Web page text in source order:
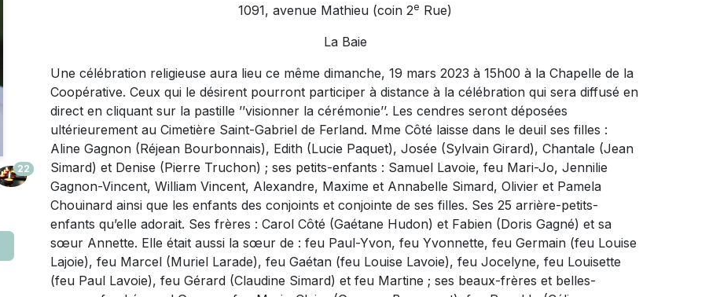
22
1091, avenue Mathieu (coin 2e Rue)
La Baie
Une célébration religieuse aura lieu ce même dimanche, 19 mars 2023 à 15h00 à la Chapelle de la
Coopérative. Ceux qui le désirent pourront participer à distance à la célébration qui sera diffusé en
direct en cliquant sur la pastille ’’visionner la cérémonie’’. Les cendres seront déposées
ultérieurement au Cimetière Saint-Gabriel de Ferland. Mme Côté laisse dans le deuil ses filles :
Aline Gagnon (Réjean Bourbonnais), Edith (Lucie Paquet), Josée (Sylvain Girard), Chantale (Jean
Simard) et Denise (Pierre Truchon) ; ses petits-enfants : Samuel Lavoie, feu Mari-Jo, Jennilie
Gagnon-Vincent, William Vincent, Alexandre, Maxime et Annabelle Simard, Olivier et Pamela
Chouinard ainsi que les enfants des conjoints et conjointe de ses filles. Ses 25 arrière-petits-
enfants qu’elle adorait. Ses frères : Carol Côté (Gaétane Hudon) et Fabien (Doris Gagné) et sa
sœur Annette. Elle était aussi la sœur de : feu Paul-Yvon, feu Yvonnette, feu Germain (feu Louise
Lajoie), feu Marcel (Muriel Larade), feu Gaétan (feu Louise Lavoie), feu Jocelyne, feu Louisette
(feu Paul Lavoie), feu Gérard (Claudine Simard) et feu Martine ; ses beaux-frères et belles-